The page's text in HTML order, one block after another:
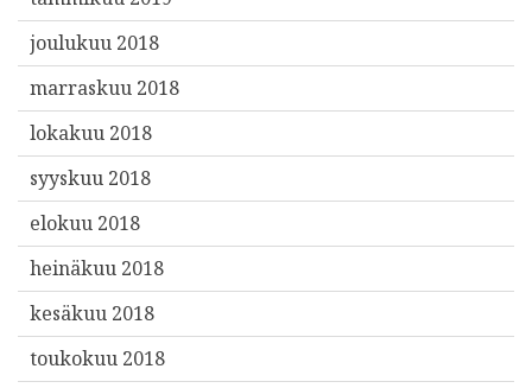
joulukuu 2018
marraskuu 2018
lokakuu 2018
syyskuu 2018
elokuu 2018
heinäkuu 2018
kesäkuu 2018
toukokuu 2018